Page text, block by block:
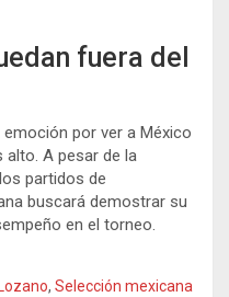
fuera del
por ver a México
A pesar de la
partidos de
buscará demostrar su
en el torneo.
Lozano, Selección mexicana